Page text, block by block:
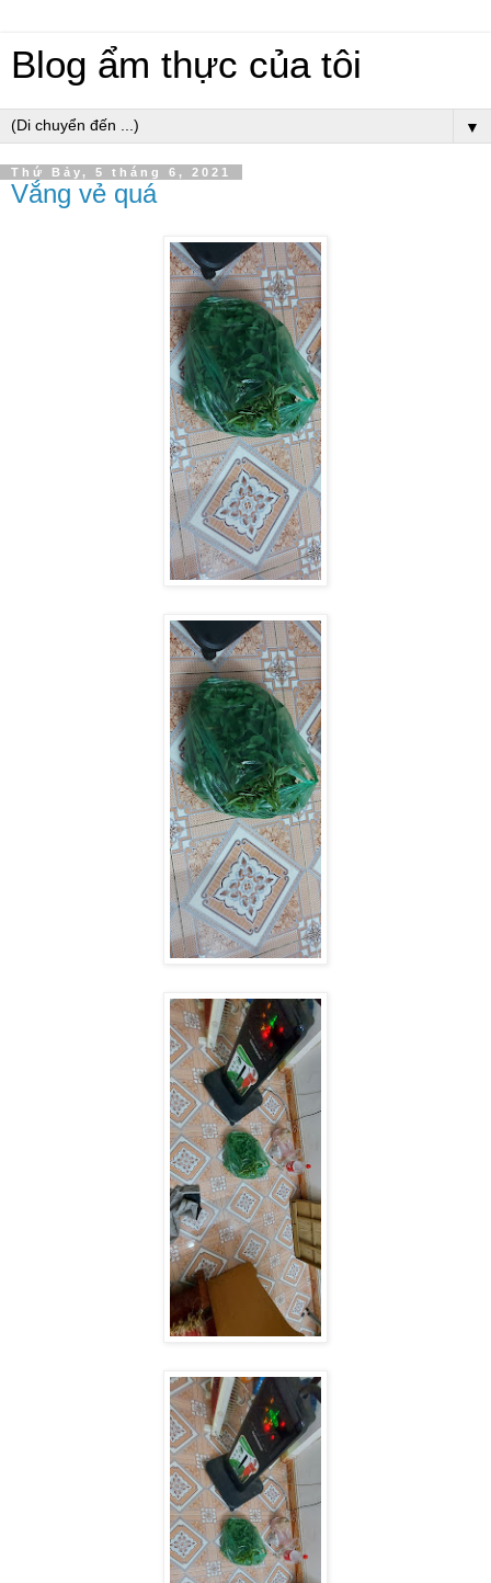
Blog ẩm thực của tôi
▼
Thứ Bảy, 5 tháng 6, 2021
Vắng vẻ quá